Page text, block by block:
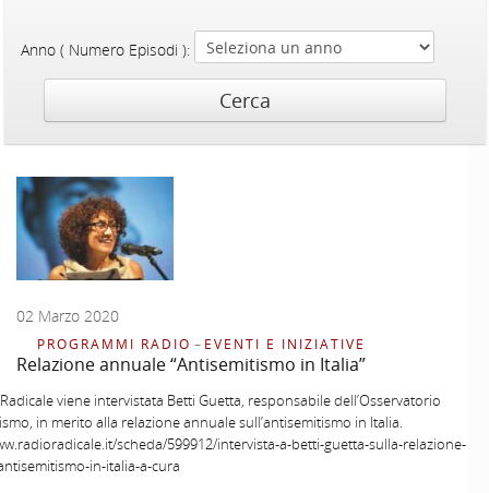
Anno ( Numero Episodi ):
02 Marzo 2020
PROGRAMMI RADIO – EVENTI E INIZIATIVE
Relazione annuale “Antisemitismo in Italia”
viene intervistata Betti Guetta, responsabile dell’Osservatorio
in merito alla relazione annuale sull’antisemitismo in Italia.
scheda/599912/intervista-a-betti-guetta-sulla-relazione-
in-italia-a-cura